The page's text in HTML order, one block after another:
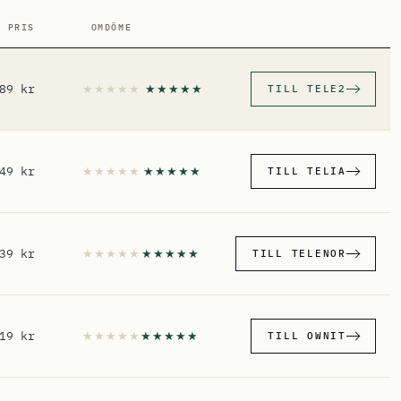
PRIS OMDÖME
kr TILL TELE2
kr TILL TELIA
kr TILL TELENOR
kr TILL OWNIT